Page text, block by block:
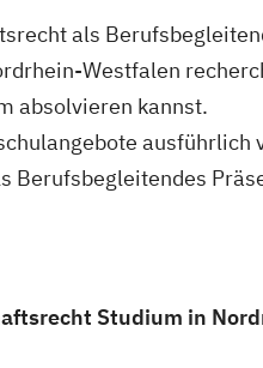
als
Westfalen
absolvieren kannst.
Studium in